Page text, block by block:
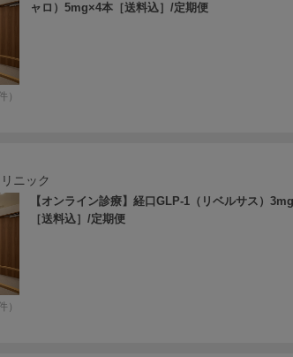
ャロ）5mg×4本［送料込］/定期便
）
ニック
【オンライン診療】経口GLP-1（リベルサス）
［送料込］/定期便
）